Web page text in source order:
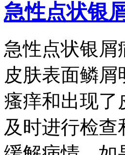
急性点状银
急性点状银屑
皮肤表面鳞
瘙痒和出现了
及时进行检